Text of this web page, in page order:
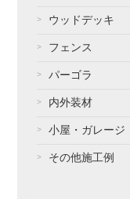
ウッドデッキ
フェンス
パーゴラ
内外装材
小屋・ガレージ
その他施工例